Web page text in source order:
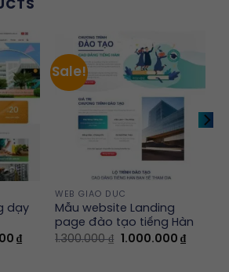
dạy
₫Current
Sale!
WEB GIÁO DỤC
Mẫu website Landing
page đào tạo tiếng Hàn
1.300.000₫ Original
1.000.000 ₫Current